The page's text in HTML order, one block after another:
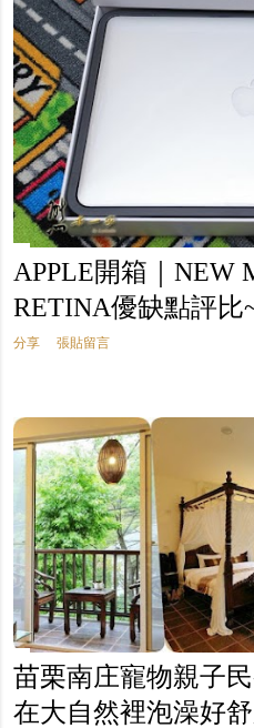
APPLE開箱｜NEW
RETINA優缺點評比
分享 張貼留言
苗栗南庄寵物親子
在大自然裡泡澡好